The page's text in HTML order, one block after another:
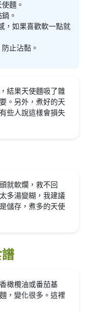
麵。
。
，如果喜歡軟一點就
止沾黏。
結果天使麵吸了雜
。另外，煮好的天
些人說這樣會損失
就軟爛，救不回
多湯變糊，我建議
儲存，煮多的天使
橄欖油或番茄基
，變化很多。這裡